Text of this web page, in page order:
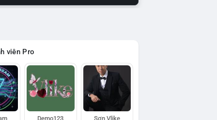
viên Pro
Demo123 Sơn Vlike